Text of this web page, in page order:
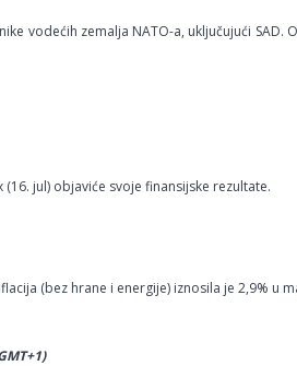
vodećih zemalja NATO-a, uključujući SAD.
jul) objaviće svoje finansijske rezultate.
(bez hrane i energije) iznosila je 2,9% u